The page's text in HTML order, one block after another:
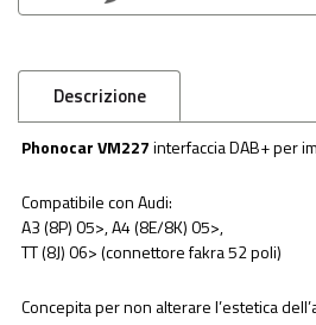
Descrizione
Phonocar VM227interfaccia DAB+ per
Compatibile con Audi:
A3 (8P) 05>, A4 (8E/8K) 05>,
TT (8J) 06> (connettore fakra 52 poli)
Concepita per non alterare l’estetica